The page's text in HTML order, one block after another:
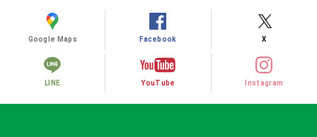
Google Maps Facebook X
LINE YouTube Instagram